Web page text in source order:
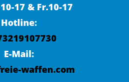
17 & Fr.10-17
Hotline:
E-Mail:
waffen.com